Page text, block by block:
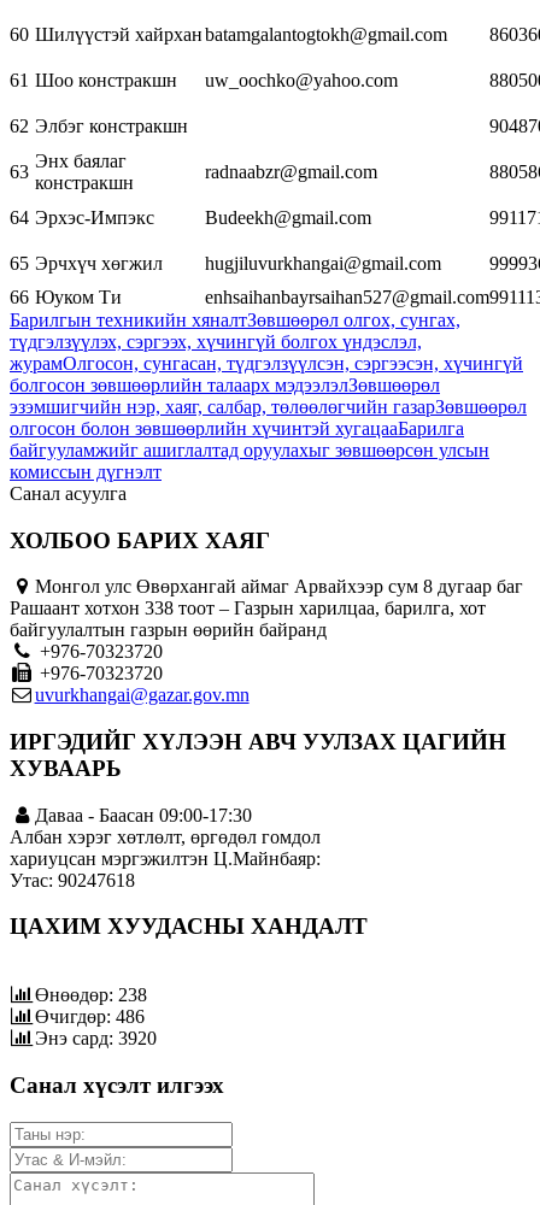
60 Шилүүстэй хайрханbatamgalantogtokh@gmail.com
61 Шоо констракшн uw_oochko@yahoo.com
62 Элбэг констракшн
63
Энх баялаг
констракшн
radnaabzr@gmail.com
64 Эрхэс-Импэкс Budeekh@gmail.com
65 Эрчхүч хөгжил hugjiluvurkhangai@gmail.com
66 Юуком Ти enhsaihanbayrsaihan527@gmail.com
Барилгын техникийн хяналтЗөвшөөрөл олгох, сунгах,
түдгэлзүүлэх, сэргээх, хүчингүй болгох үндэслэл,
журамОлгосон, сунгасан, түдгэлзүүлсэн, сэргээсэн, хүчингүй
болгосон зөвшөөрлийн талаарх мэдээлэлЗөвшөөрөл
эзэмшигчийн нэр, хаяг, салбар, төлөөлөгчийн газарЗөвшөөрөл
олгосон болон зөвшөөрлийн хүчинтэй хугацааБарилга
байгууламжийг ашиглалтад оруулахыг зөвшөөрсөн улсын
комиссын дүгнэлт
Санал асуулга
ХОЛБОО БАРИХ ХАЯГ
Монгол улс Өвөрхангай аймаг Арвайхээр сум 8 дугаар баг
Рашаант хотхон 338 тоот – Газрын харилцаа, барилга, хот
байгуулалтын газрын өөрийн байранд
+976-70323720
+976-70323720
uvurkhangai@gazar.gov.mn
ИРГЭДИЙГ ХҮЛЭЭН АВЧ УУЛЗАХ ЦАГИЙН
ХУВААРЬ
Даваа - Баасан 09:00-17:30
Албан хэрэг хөтлөлт, өргөдөл гомдол
хариуцсан мэргэжилтэн Ц.Майнбаяр:
Утас: 90247618
ЦАХИМ ХУУДАСНЫ ХАНДАЛТ
Өнөөдөр: 238
Өчигдөр: 486
Энэ сард: 3920
Санал хүсэлт илгээх